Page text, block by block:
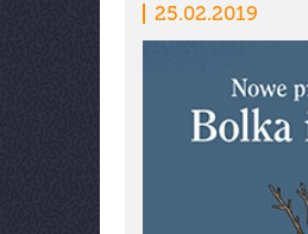
25.02.2019